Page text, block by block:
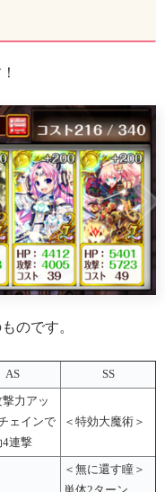
のです。
AS SS
力アッ
ェインで
4連撃
＜特効大魔術＞
＜無に還す瞳＞